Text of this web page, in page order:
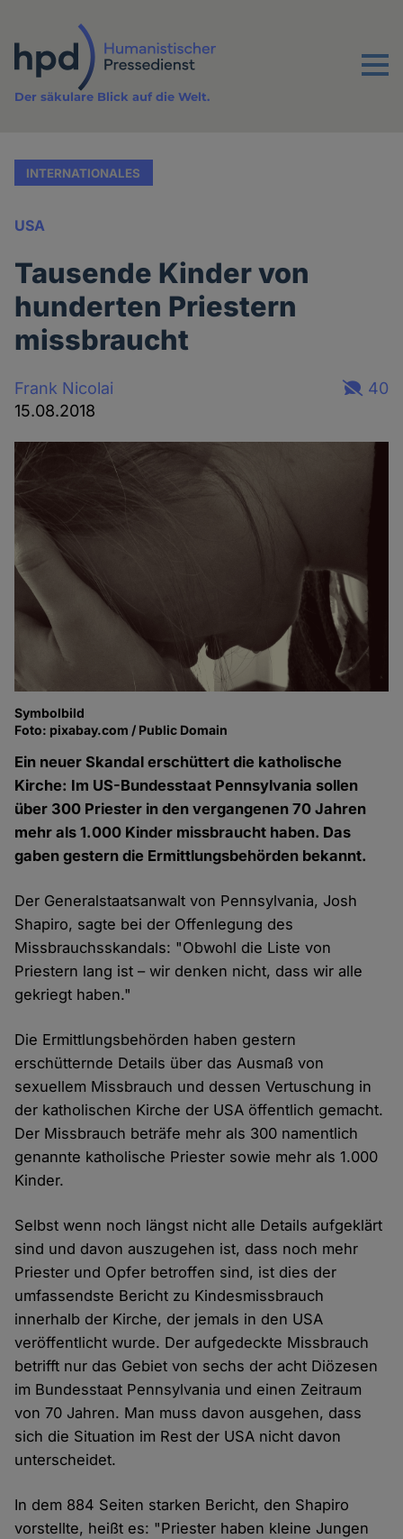
Inhalt
Menu
Der säkulare Blick auf die Welt.
INTERNATIONALES
USA
Tausende Kinder von
hunderten Priestern
missbraucht
Frank Nicolai
15.08.2018
40
Symbolbild
Foto: pixabay.com / Public Domain
Ein neuer Skandal erschüttert die katholische
Kirche: Im US-Bundesstaat Pennsylvania sollen
über 300 Priester in den vergangenen 70 Jahren
mehr als 1.000 Kinder missbraucht haben. Das
gaben gestern die Ermittlungsbehörden bekannt.
Der Generalstaatsanwalt von Pennsylvania, Josh
Shapiro, sagte bei der Offenlegung des
Missbrauchsskandals: "Obwohl die Liste von
Priestern lang ist – wir denken nicht, dass wir alle
gekriegt haben."
Die Ermittlungsbehörden haben gestern
erschütternde Details über das Ausmaß von
sexuellem Missbrauch und dessen Vertuschung in
der katholischen Kirche der USA öffentlich gemacht.
Der Missbrauch beträfe mehr als 300 namentlich
genannte katholische Priester sowie mehr als 1.000
Kinder.
Selbst wenn noch längst nicht alle Details aufgeklärt
sind und davon auszugehen ist, dass noch mehr
Priester und Opfer betroffen sind, ist dies der
umfassendste Bericht zu Kindesmissbrauch
innerhalb der Kirche, der jemals in den USA
veröffentlicht wurde. Der aufgedeckte Missbrauch
betrifft nur das Gebiet von sechs der acht Diözesen
im Bundesstaat Pennsylvania und einen Zeitraum
von 70 Jahren. Man muss davon ausgehen, dass
sich die Situation im Rest der USA nicht davon
unterscheidet.
In dem 884 Seiten starken Bericht, den Shapiro
vorstellte, heißt es: "Priester haben kleine Jungen